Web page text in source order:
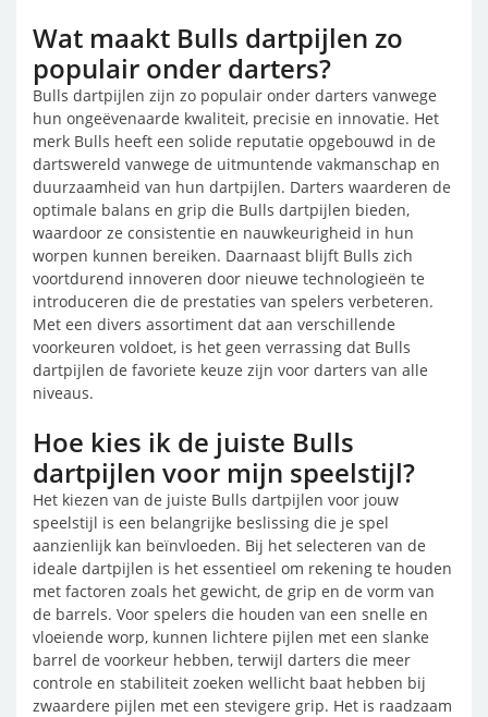
Wat maakt Bulls dartpijlen zo
populair onder darters?
Bulls dartpijlen zijn zo populair onder darters vanwege
hun ongeëvenaarde kwaliteit, precisie en innovatie. Het
merk Bulls heeft een solide reputatie opgebouwd in de
dartswereld vanwege de uitmuntende vakmanschap en
duurzaamheid van hun dartpijlen. Darters waarderen de
optimale balans en grip die Bulls dartpijlen bieden,
waardoor ze consistentie en nauwkeurigheid in hun
worpen kunnen bereiken. Daarnaast blijft Bulls zich
voortdurend innoveren door nieuwe technologieën te
introduceren die de prestaties van spelers verbeteren.
Met een divers assortiment dat aan verschillende
voorkeuren voldoet, is het geen verrassing dat Bulls
dartpijlen de favoriete keuze zijn voor darters van alle
niveaus.
Hoe kies ik de juiste Bulls
dartpijlen voor mijn speelstijl?
Het kiezen van de juiste Bulls dartpijlen voor jouw
speelstijl is een belangrijke beslissing die je spel
aanzienlijk kan beïnvloeden. Bij het selecteren van de
ideale dartpijlen is het essentieel om rekening te houden
met factoren zoals het gewicht, de grip en de vorm van
de barrels. Voor spelers die houden van een snelle en
vloeiende worp, kunnen lichtere pijlen met een slanke
barrel de voorkeur hebben, terwijl darters die meer
controle en stabiliteit zoeken wellicht baat hebben bij
zwaardere pijlen met een stevigere grip. Het is raadzaam